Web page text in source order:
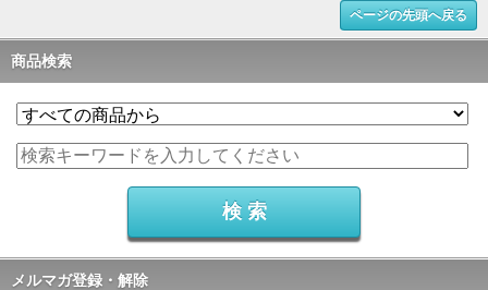
ページの先頭へ戻る
商品検索
メルマガ登録・解除